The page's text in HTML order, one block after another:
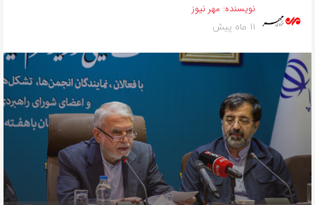
نویسنده: مهر نیوز
11 ماه پیش